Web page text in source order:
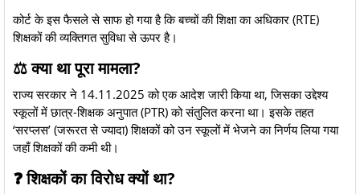
कोर्ट के इस फैसले से साफ हो गया है कि बच्चों की शिक्षा का अधिकार (RTE)
शिक्षकों की व्यक्तिगत सुविधा से ऊपर है।
⚖️ क्या था पूरा मामला?
राज्य सरकार ने 14.11.2025 को एक आदेश जारी किया था, जिसका उद्देश्य
स्कूलों में छात्र-शिक्षक अनुपात (PTR) को संतुलित करना था। इसके तहत
‘सरप्लस’ (जरूरत से ज्यादा) शिक्षकों को उन स्कूलों में भेजने का निर्णय लिया गया
जहाँ शिक्षकों की कमी थी।
❓ शिक्षकों का विरोध क्यों था?